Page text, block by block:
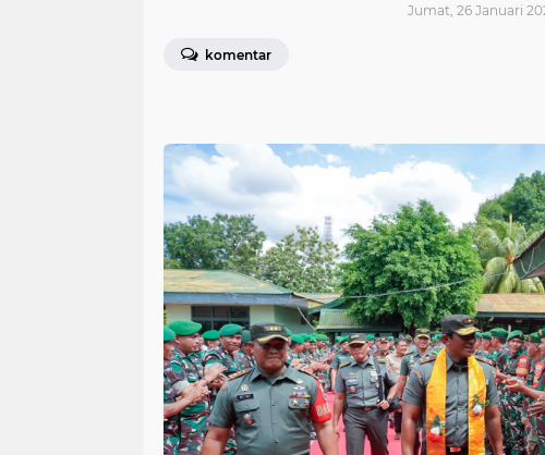
Jumat, 26 Januari
komentar